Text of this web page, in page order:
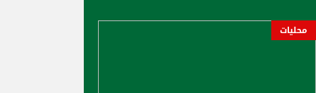
محليات